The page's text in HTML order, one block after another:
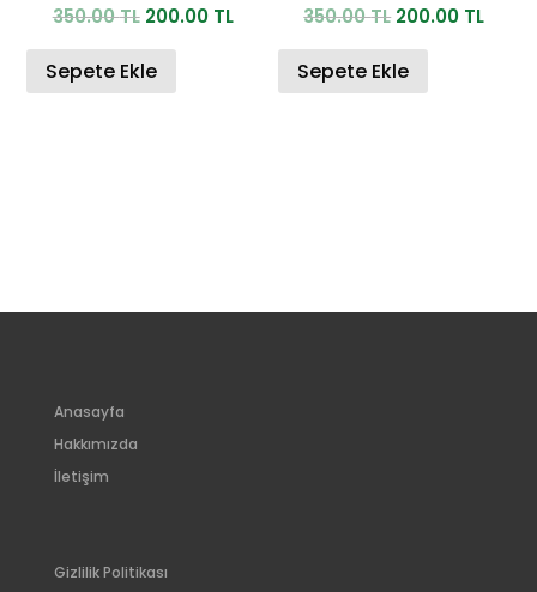
350.00TL Orijinal
350.00 TL.
200.00 TLŞu
200.00 TL.
Sepete Ekle
350.00TL Orijinal
350.00 TL.
200.00 TLŞu
Sepete Ekle
Anasayfa
Hakkımızda
İletişim
Gizlilik Politikası